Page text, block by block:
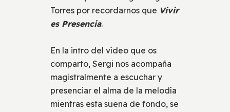
Torres por recordarnos que Vivir
es Presencia.
En la intro del vídeo que os
comparto, Sergi nos acompaña
magistralmente a escuchar y
presenciar el alma de la melodía
mientras esta suena de fondo, se